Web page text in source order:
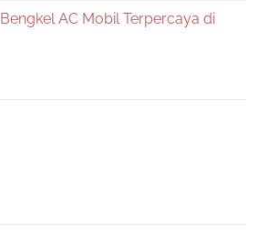
Bengkel AC Mobil Terpercaya di